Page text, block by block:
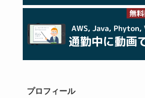
プロフィール